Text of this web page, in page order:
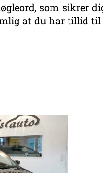
som sikrer
at du har tillid